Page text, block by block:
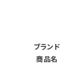
ブランド
商品名